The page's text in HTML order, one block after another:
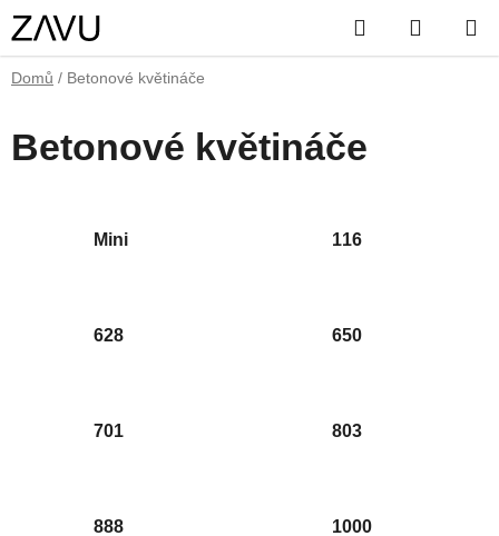
na
obsah
Hledat
KOŠÍK
Domů / Betonové květináče
Betonové květináče
Mini 116
628 650
701 803
888 1000